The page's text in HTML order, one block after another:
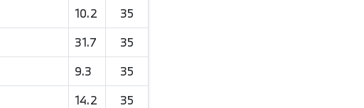
10.2
35
31.7 35
9.3
35
14.2 35